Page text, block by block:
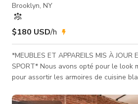
Brooklyn, NY
$180 USD/h
*MEUBLES ET APPAREILS MIS À JOUR
SPORT* Nous avons opté pour le look
pour assortir les armoires de cuisine
chambres d'amis en salle de sport,